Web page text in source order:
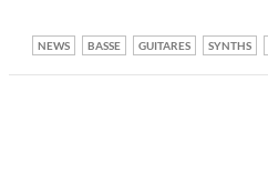
NEWS BASSE GUITARES SYNTHS